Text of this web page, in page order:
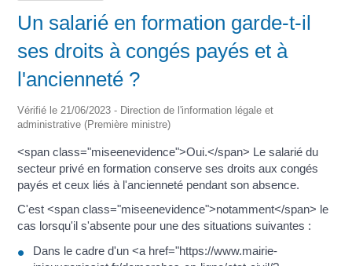
Un salarié en formation garde-t-il
ses droits à congés payés et à
l'ancienneté ?
Vérifié le 21/06/2023 - Direction de l'information légale et
administrative (Première ministre)
<span class="miseenevidence">Oui.</span> Le salarié du
secteur privé en formation conserve ses droits aux congés
payés et ceux liés à l'ancienneté pendant son absence.
C'est <span class="miseenevidence">notamment</span> le
cas lorsqu'il s'absente pour une des situations suivantes :
Dans le cadre d'un <a href="https://www.mairie-